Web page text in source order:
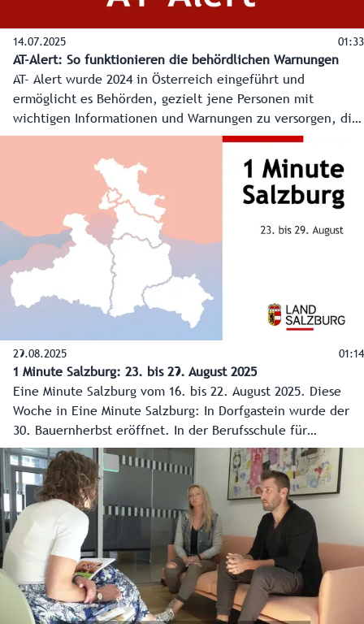
14.07.2025 01:33
AT-Alert: So funktionieren die behördlichen Warnungen
AT- Alert wurde 2024 in Österreich eingeführt und
ermöglicht es Behörden, gezielt jene Personen mit
wichtigen Informationen und Warnungen zu versorgen, die
zum Zeitpunkt eines wichtigen Ereignisses bei den
Handymasten des betroffenen Gebietes eingeloggt sind
oder in dieses einfahren. Was man tun muss, um die
Meldungen zu erhalten, wird im Video erklärt - wichtig für
die Sicherheit der Bevölkerung.
29.08.2025 01:14
1 Minute Salzburg: 23. bis 29. August 2025
Eine Minute Salzburg vom 16. bis 22. August 2025. Diese
Woche in Eine Minute Salzburg: In Dorfgastein wurde der
30. Bauernherbst eröffnet. In der Berufsschule für
Gartenbau, die an der Landwirtschaftlichen Fachschule
Kleßheim angesiedelt ist, haben zwei Männer und acht
Frauen ihre Prüfungen erfolgreich abgelegt und bekamen
ihre Facharbeiterbriefe feierlich überreicht. 74.600 Kinder
und Jugendliche starten, am 8. September, in das neue
Schuljahr. Und der mittlerweile 20. Lehrling des Monats
wurde diese Woche auch gekürt: Florian Jakober. Er
absolviert bei der Firma Tichy in Zell am See eine Lehre als
Glasbautechniker.